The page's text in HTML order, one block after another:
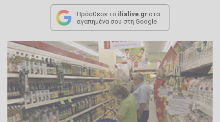
Πρόσθεσε το ilialive.gr στα
αγαπημένα σου στη Google